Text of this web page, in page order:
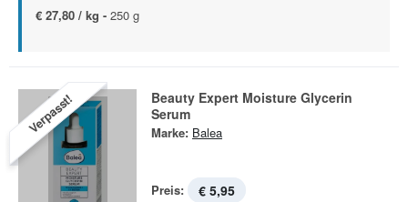
€ 27,80 / kg - 250 g
Verpasst!
Beauty Expert Moisture Glycerin
Serum
Marke: Balea
Preis: € 5,95